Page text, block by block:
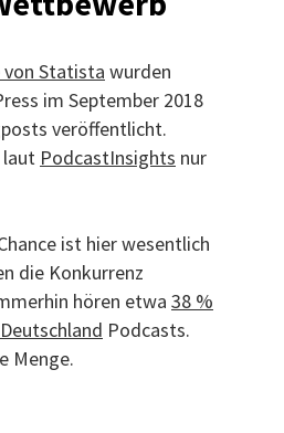
von Statista wurden
im September 2018
veröffentlicht.
laut PodcastInsights nur
ist hier wesentlich
die Konkurrenz
hören etwa 38 %
Podcasts.
Menge.